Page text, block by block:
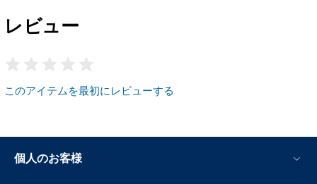
レビュー
このアイテムを最初にレビューする
個人のお客様